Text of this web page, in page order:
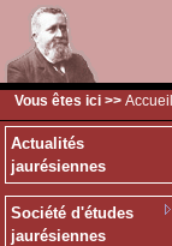
Vous êtes ici >> Accueil
Actualités
jaurésiennes
Société d'études
jaurésiennes